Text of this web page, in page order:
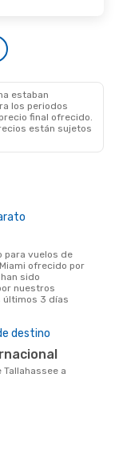
estaban
los periodos
final ofrecido.
están sujetos
ofrecido por
sido
nuestros
últimos 3 días
destino